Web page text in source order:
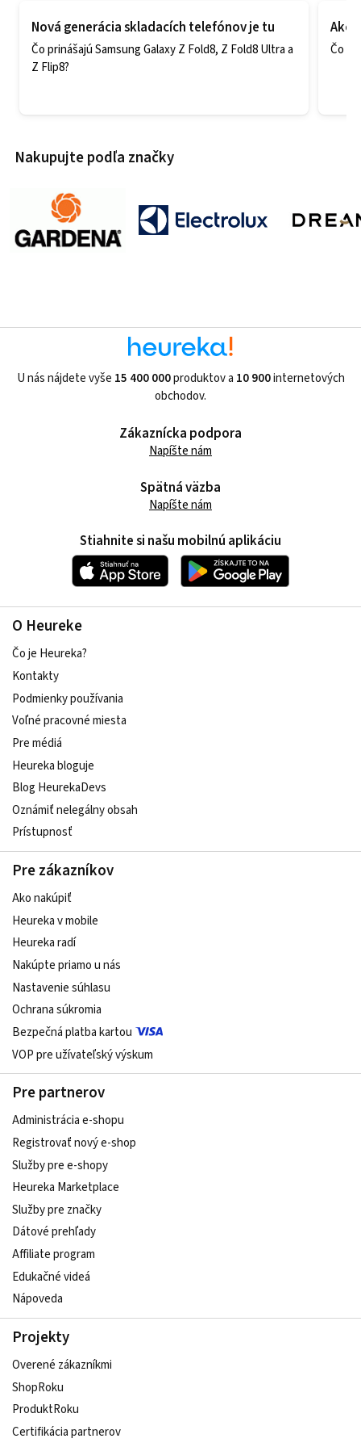
Nová generácia skladacích telefónov je tu
Čo prinášajú Samsung Galaxy Z Fold8, Z Fold8 Ultra a
Z Flip8?
Ako
Čo
Nakupujte podľa značky
U nás nájdete vyše 15 400 000produktov a 10 900internetových
obchodov.
O Heureke
Čo je Heureka?
Kontakty
Podmienky používania
Voľné pracovné miesta
Pre médiá
Heureka bloguje
Blog HeurekaDevs
Oznámiť nelegálny obsah
Prístupnosť
Pre zákazníkov
Ako nakúpiť
Heureka v mobile
Heureka radí
Nakúpte priamo u nás
Nastavenie súhlasu
Ochrana súkromia
Bezpečná platba kartou
VOP pre užívateľský výskum
Pre partnerov
Administrácia e-shopu
Registrovať nový e-shop
Služby pre e‑shopy
Heureka Marketplace
Služby pre značky
Dátové prehľady
Affiliate program
Edukačné videá
Nápoveda
Projekty
Overené zákazníkmi
ShopRoku
ProduktRoku
Certifikácia partnerov
Zákaznícka podpora
Napíšte nám
Spätná väzba
Napíšte nám
Stiahnite si našu mobilnú aplikáciu